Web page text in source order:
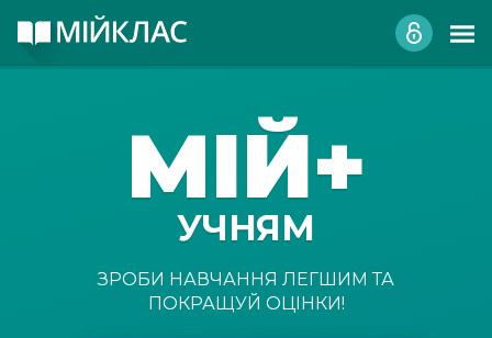
МІЙ+
УЧНЯМ
ЗРОБИ НАВЧАННЯ ЛЕГШИМ ТА
ПОКРАЩУЙ ОЦІНКИ!